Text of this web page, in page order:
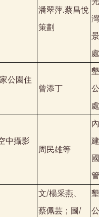
潘翠萍.蔡昌悅
策劃
處
公園住
曾添丁
處
中攝影
周民雄等
文/楊采燕、
蔡佩芸；圖/